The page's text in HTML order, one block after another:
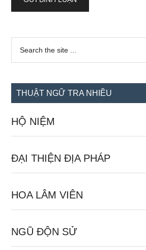
Sidebar
chính
...
THUẬT NGỮ TRA NHIỀU
HỘ NIỆM
ĐẠI THIỆN ĐỊA PHÁP
HOA LÂM VIÊN
NGŨ ĐỘN SỬ